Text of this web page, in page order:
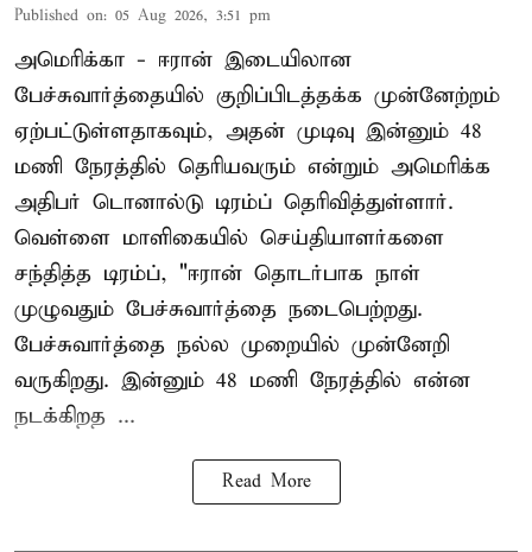
Published on: 05 Aug 2026, 3:51 pm
அமெரிக்கா - ஈரான் இடையிலான
பேச்சுவார்த்தையில் குறிப்பிடத்தக்க முன்னேற்றம்
ஏற்பட்டுள்ளதாகவும், அதன் முடிவு இன்னும் 48
மணி நேரத்தில் தெரியவரும் என்றும் அமெரிக்க
அதிபர் டொனால்டு டிரம்ப் தெரிவித்துள்ளார்.
வெள்ளை மாளிகையில் செய்தியாளர்களை
சந்தித்த டிரம்ப், "ஈரான் தொடர்பாக நாள்
முழுவதும் பேச்சுவார்த்தை நடைபெற்றது.
பேச்சுவார்த்தை நல்ல முறையில் முன்னேறி
வருகிறது. இன்னும் 48 மணி நேரத்தில் என்ன
நடக்கிறத ...
Read More